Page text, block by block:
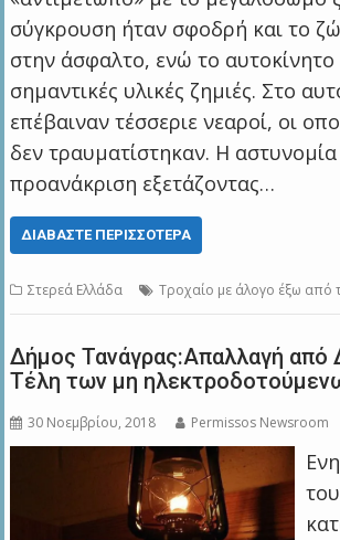
σύγκρουση ήταν σφοδρή και το
στην άσφαλτο, ενώ το
σημαντικές υλικές ζημιές. Στο
επέβαιναν τέσσεριε νεαροί, οι
δεν τραυματίστηκαν. Η αστυνομία
προανάκριση εξετάζοντας…
ΔΙΑΒΆΣΤΕ ΠΕΡΙΣΣΌΤΕΡΑ
Στερεά Ελλάδα Τροχαίο με άλογο έξω από
Δήμος Τανάγρας:Απαλλαγή από
Τέλη των μη
30 Νοεμβρίου, 2018 Permissos Newsroom